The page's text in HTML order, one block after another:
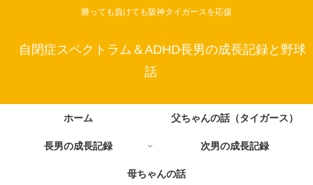
勝っても負けても阪神タイガースを応援
自閉症スペクトラム＆ADHD長男の成長記録と野球
話
ホーム 父ちゃんの話（タイガース）
長男の成長記録 次男の成長記録
母ちゃんの話